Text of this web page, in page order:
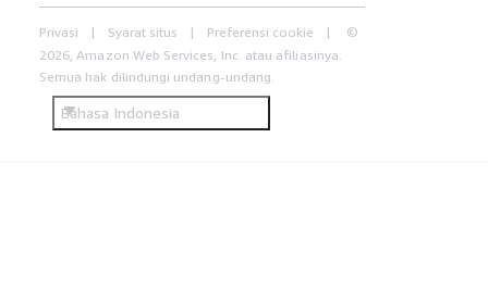
Privasi Syarat situs Preferensi cookie
©
2026, Amazon Web Services, Inc. atau afiliasinya.
Semua hak dilindungi undang-undang.
Bahasa Indonesia